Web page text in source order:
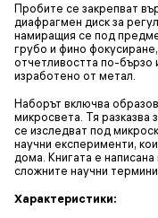
Пробите се закрепват
диафрагмен диск за
намиращия се под
грубо и фино
отчетливостта по-бързо
изработено от метал.
Наборът включва
микросвета. Тя разказва
се изследват под
научни експерименти,
дома. Книгата е
сложните научни
Характеристики: